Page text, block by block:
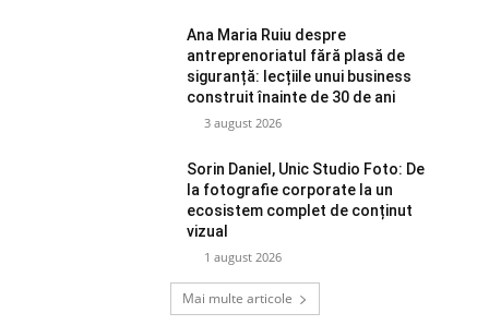
Ana Maria Ruiu despre
antreprenoriatul fără plasă de
siguranță: lecțiile unui business
construit înainte de 30 de ani
3 august 2026
Sorin Daniel, Unic Studio Foto: De
la fotografie corporate la un
ecosistem complet de conținut
vizual
1 august 2026
Mai multe articole